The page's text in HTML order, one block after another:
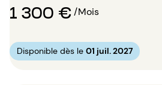
1 300 €/Mois
Disponible dès le 01 juil. 2027